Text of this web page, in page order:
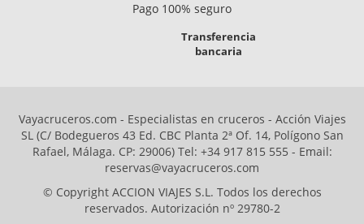
Pago 100% seguro
Transferencia
bancaria
Vayacruceros.com - Especialistas en cruceros - Acción Viajes
SL (C/ Bodegueros 43 Ed. CBC Planta 2ª Of. 14, Polígono San
Rafael, Málaga. CP: 29006) Tel: +34 917 815 555 - Email:
reservas@vayacruceros.com
© Copyright ACCION VIAJES S.L. Todos los derechos
reservados. Autorización nº 29780-2